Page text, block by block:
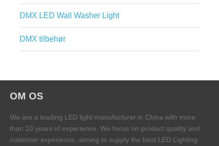
DMX LED Wall Washer Light
DMX tilbehør
OM OS
We are a leading LED light manufacturer in China with more
than 10 years of experience. We focus on product quality and
customer experience, aiming to supply the best LED Lighting